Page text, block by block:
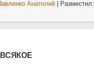
Павленко Анатолий | Разместил: